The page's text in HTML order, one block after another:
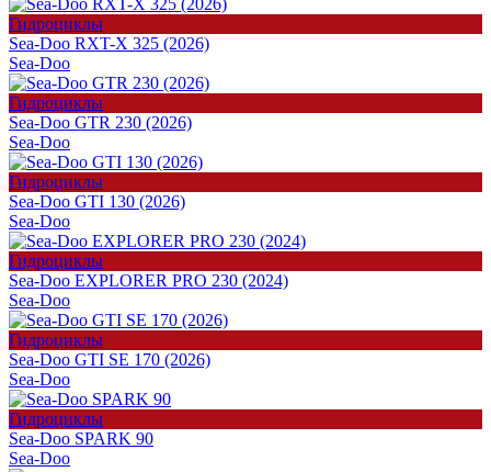
Гидроциклы
Sea-Doo RXT-X 325 (2026)
Sea-Doo
Гидроциклы
Sea-Doo GTR 230 (2026)
Sea-Doo
Гидроциклы
Sea-Doo GTI 130 (2026)
Sea-Doo
Гидроциклы
Sea-Doo EXPLORER PRO 230 (2024)
Sea-Doo
Гидроциклы
Sea-Doo GTI SE 170 (2026)
Sea-Doo
Гидроциклы
Sea-Doo SPARK 90
Sea-Doo